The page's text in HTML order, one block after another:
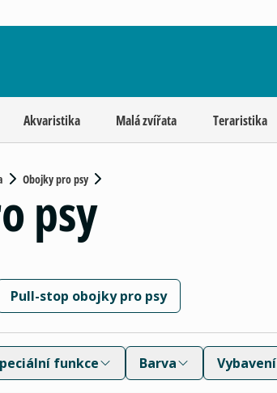
Akvaristika Malá zvířata Teraristika
Obojky pro psy
psy
Pull-stop obojky pro psy
funkce Barva Vybavení